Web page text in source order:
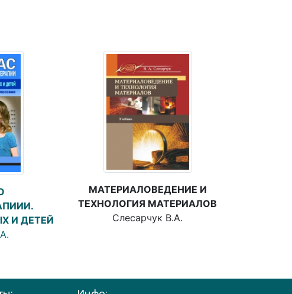
И ДЕТЕЙ
МАТЕРИАЛОВЕДЕНИЕ И
ТЕХНОЛОГИЯ МАТЕРИАЛОВ
Слесарчук В.А.